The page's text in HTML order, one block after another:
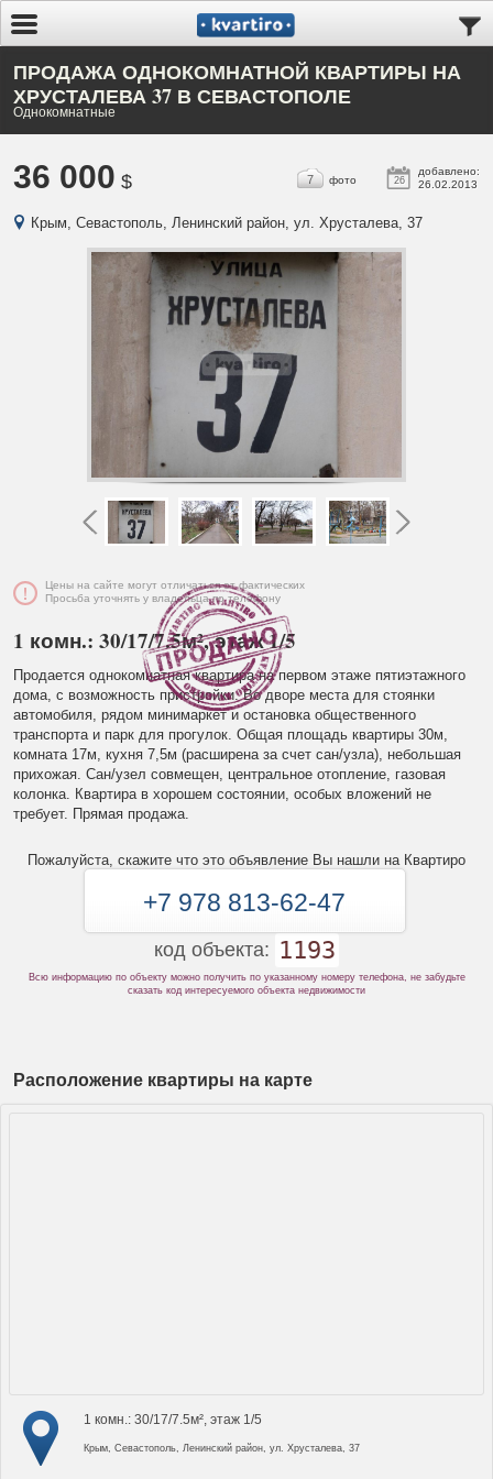
ПРОДАЖА ОДНОКОМНАТНОЙ КВАРТИРЫ НА
ХРУСТАЛЕВА 37 В СЕВАСТОПОЛЕ
Однокомнатные
36 000 $ 26
добавлено:
26.02.2013
7 фото
Крым, Севастополь, Ленинский район, ул. Хрусталева, 37
Цены на сайте могут отличаться от фактических
Просьба уточнять у владельца по телефону
1 комн.: 30/17/7.5м², этаж 1/5
Продается однокомнатная квартира на первом этаже пятиэтажного
дома, с возможность пристройки. Во дворе места для стоянки
автомобиля, рядом минимаркет и остановка общественного
транспорта и парк для прогулок. Общая площадь квартиры 30м,
комната 17м, кухня 7,5м (расширена за счет сан/узла), небольшая
прихожая. Сан/узел совмещен, центральное отопление, газовая
колонка. Квартира в хорошем состоянии, особых вложений не
требует. Прямая продажа.
Пожалуйста, скажите что это объявление Вы нашли на Квартиро
+7 978 813-62-47
код объекта: 1193
Всю информацию по объекту можно получить по указанному номеру телефона, не забудьте
сказать код интересуемого объекта недвижимости
Расположение квартиры на карте
1 комн.: 30/17/7.5м², этаж 1/5
Крым, Севастополь, Ленинский район, ул. Хрусталева, 37